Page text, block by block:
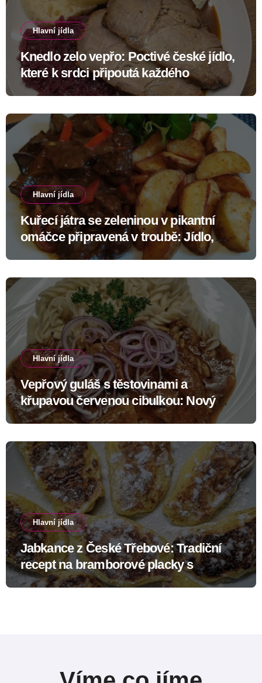
Hlavní jídla
Knedlo zelo vepřo: Poctivé české jídlo,
které k srdci připoutá každého
Hlavní jídla
Kuřecí játra se zeleninou v pikantní
omáčce připravená v troubě: Jídlo,
které změní skeptiky v nadšence
Hlavní jídla
Vepřový guláš s těstovinami a
křupavou červenou cibulkou: Nový
recept s výraznou chutí
Hlavní jídla
Jabkance z České Třebové: Tradiční
recept na bramborové placky s
tvarohem